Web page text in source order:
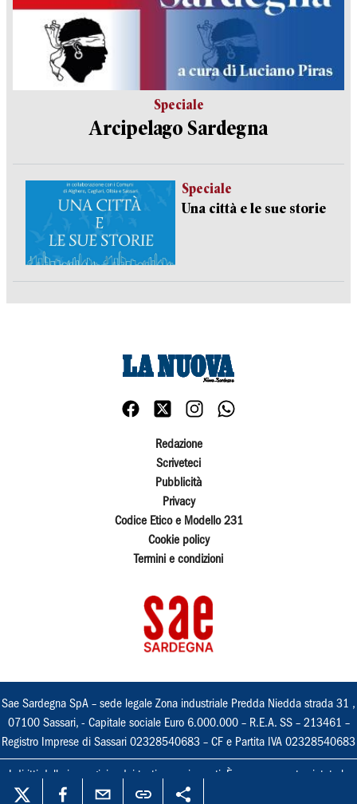
Speciale
Arcipelago Sardegna
Speciale
Una città e le sue storie
Redazione
Scriveteci
Pubblicità
Privacy
Codice Etico e Modello 231
Cookie policy
Termini e condizioni
Sae Sardegna SpA – sede legale Zona industriale Predda Niedda strada 31 ,
07100 Sassari, - Capitale sociale Euro 6.000.000 – R.E.A. SS – 213461 –
Registro Imprese di Sassari 02328540683 – CF e Partita IVA 02328540683
I diritti delle immagini e dei testi sono riservati. È espressamente vietata la
loro riproduzione con qualsiasi mezzo e l'adattamento totale o parziale.